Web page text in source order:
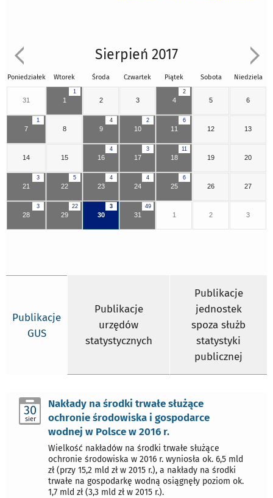
Sierpień 2017
Poniedziałek Wtorek Środa Czwartek Piątek Sobota Niedziela
31
1
1 2 3
2
4 5 6
1
7 8
4
9
2
10
6
11 12 13
14 15
4
16
3
17
11
18 19 20
3
21
5
22
4
23
4
24
6
25 26 27
3
28
22
29
3
30
49
31 1 2 3
Publikacje
GUS
Publikacje
urzędów
statystycznych
Publikacje
jednostek
spoza służb
statystyki
publicznej
30
sier
Nakłady na środki trwałe służące
ochronie środowiska i gospodarce
wodnej w Polsce w 2016 r.
Wielkość nakładów na środki trwałe służące
ochronie środowiska w 2016 r. wyniosła ok. 6,5 mld
zł (przy 15,2 mld zł w 2015 r.), a nakłady na środki
trwałe na gospodarkę wodną osiągnęły poziom ok.
1,7 mld zł (3,3 mld zł w 2015 r.).